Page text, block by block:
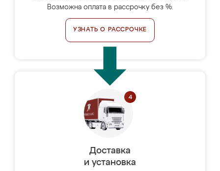
Возможна оплата в рассрочку без %.
УЗНАТЬ О РАССРОЧКЕ
Доставка
и установка